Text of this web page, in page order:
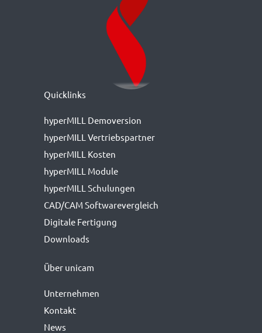
Quicklinks
hyperMILL Demoversion
hyperMILL Vertriebspartner
hyperMILL Kosten
hyperMILL Module
hyperMILL Schulungen
CAD/CAM Softwarevergleich
Digitale Fertigung
Downloads
Über unicam
Unternehmen
Kontakt
News